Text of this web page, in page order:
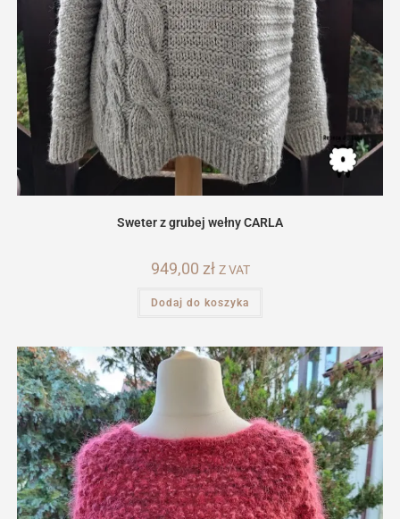
Sweter z grubej wełny CARLA
949,00 zł Z VAT
Dodaj do koszyka